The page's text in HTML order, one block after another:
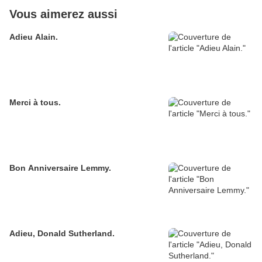
Vous aimerez aussi
Adieu Alain.
Merci à tous.
Bon Anniversaire Lemmy.
Adieu, Donald Sutherland.